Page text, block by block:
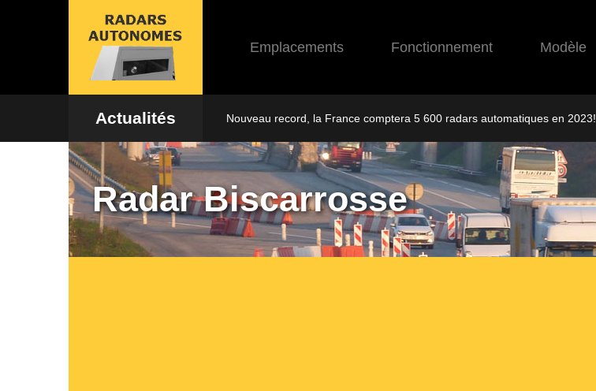
Emplacements Fonctionnement Modèle
Actualités Nouveau record, la France comptera 5 600 radars automatiques en 2023!
Radar Biscarrosse